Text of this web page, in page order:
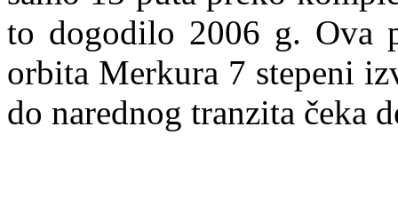
to dogodilo 2006 g. Ova
orbita Merkura 7 stepeni
do narednog tranzita čeka